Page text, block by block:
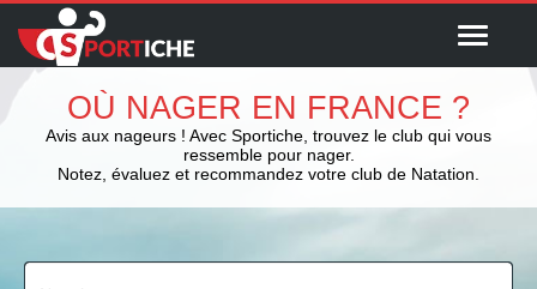
Menu
OÙ NAGER EN FRANCE ?
Avis aux nageurs ! Avec Sportiche, trouvez le club qui vous
ressemble pour nager.
Notez, évaluez et recommandez votre club de Natation.